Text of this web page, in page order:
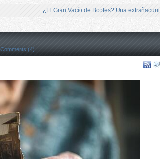
¿El Gran Vacío de Bootes? Una
Comments (4)